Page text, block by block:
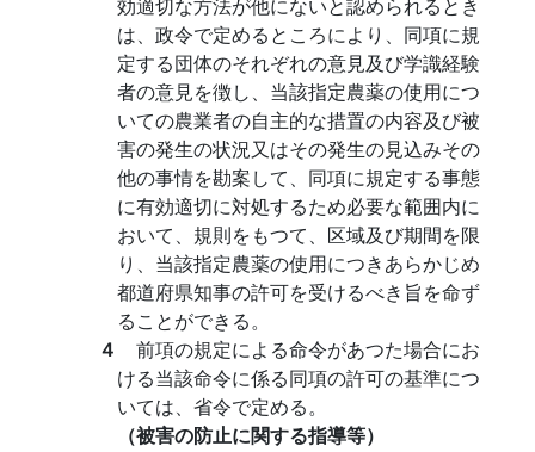
は、政令で定めるところにより、同項に規
定する団体のそれぞれの意見及び学識経験
者の意見を徴し、当該指定農薬の使用につ
いての農業者の自主的な措置の内容及び被
害の発生の状況又はその発生の見込みその
他の事情を勘案して、同項に規定する事態
に有効適切に対処するため必要な範囲内に
おいて、規則をもつて、区域及び期間を限
り、当該指定農薬の使用につきあらかじめ
都道府県知事の許可を受けるべき旨を命ず
ることができる。
４ 前項の規定による命令があつた場合にお
ける当該命令に係る同項の許可の基準につ
いては、省令で定める。
（被害の防止に関する指導等）